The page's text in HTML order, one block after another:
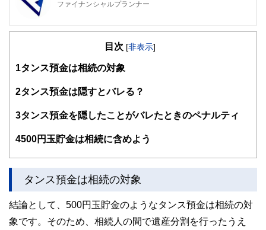
ファイナンシャルプランナー
FinancialField編集部は、金融、経済に関する記事を、日々
知識がない方でも理解できるようわかりやすく発信していま
得者を中心に「お金や暮らし」に関する書籍・雑誌の編集経
験者で構成され、企画立案から記事掲載まですべての工程に
護士、税理士、宅地建物取引士、相続診断士、住宅ローンア
かしく感じられる年金や税金、相続、保険、ローンなどの話
をわかりやすく発信している点です。
執筆者・監修者による執筆体制を築くことで、内容のわかり
目次 [非表示]
1 タンス預金は相続の対象
2タンス預金は隠すとバレる？
3タンス預金を隠したことがバレたときのペナルティ
4500円玉貯金は相続に含めよう
タンス預金は相続の対象
結論として、500円玉貯金のようなタンス預金は相続の対
象です。そのため、相続人の間で遺産分割を行ったうえ